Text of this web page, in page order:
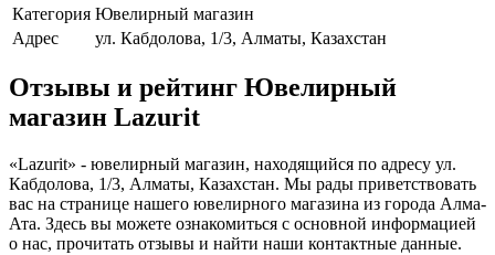
Категория Ювелирный магазин
Адрес
ул. Кабдолова, 1/3, Алматы, Казахстан
Отзывы и рейтинг Ювелирный
магазин Lazurit
«Lazurit» - ювелирный магазин, находящийся по адресу ул.
Кабдолова, 1/3, Алматы, Казахстан. Мы рады приветствовать
вас на странице нашего ювелирного магазина из города Алма-
Ата. Здесь вы можете ознакомиться с основной информацией
о нас, прочитать отзывы и найти наши контактные данные.